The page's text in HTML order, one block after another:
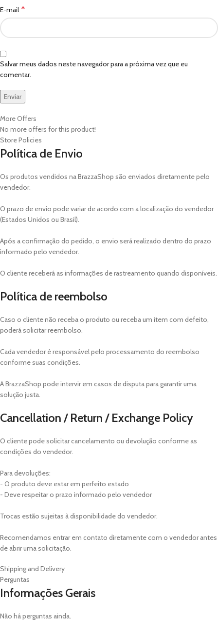
E-mail *
Salvar meus dados neste navegador para a próxima vez que eu
comentar.
More Offers
No more offers for this product!
Store Policies
Política de Envio
Os produtos vendidos na BrazzaShop são enviados diretamente pelo
vendedor.
O prazo de envio pode variar de acordo com a localização do vendedor
(Estados Unidos ou Brasil).
Após a confirmação do pedido, o envio será realizado dentro do prazo
informado pelo vendedor.
O cliente receberá as informações de rastreamento quando disponíveis.
Política de reembolso
Caso o cliente não receba o produto ou receba um item com defeito,
poderá solicitar reembolso.
Cada vendedor é responsável pelo processamento do reembolso
conforme suas condições.
A BrazzaShop pode intervir em casos de disputa para garantir uma
solução justa.
Cancellation / Return / Exchange Policy
O cliente pode solicitar cancelamento ou devolução conforme as
condições do vendedor.
Para devoluções:
- O produto deve estar em perfeito estado
- Deve respeitar o prazo informado pelo vendedor
Trocas estão sujeitas à disponibilidade do vendedor.
Recomendamos entrar em contato diretamente com o vendedor antes
de abrir uma solicitação.
Shipping and Delivery
Perguntas
Informações Gerais
Não há perguntas ainda.